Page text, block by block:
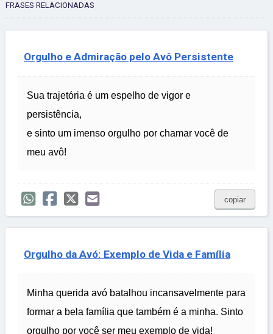
FRASES RELACIONADAS
Orgulho e Admiração pelo Avô Persistente
Sua trajetória é um espelho de vigor e
persistência,
e sinto um imenso orgulho por chamar você de
meu avô!
copiar
Orgulho da Avó: Exemplo de Vida e Família
Minha querida avó batalhou incansavelmente para
formar a bela família que também é a minha. Sinto
orgulho por você ser meu exemplo de vida!